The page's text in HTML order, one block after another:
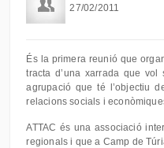
27/02/2011
És la primera reunió que
tracta d’una xarrada que
agrupació que té l’objectiu
relacions socials i
ATTAC és una associació
regionals i que a Camp de